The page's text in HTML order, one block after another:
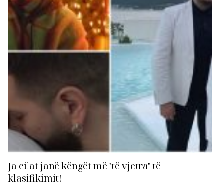
Ja cilat janë këngët më "të vjetra" të
klasifikimit!